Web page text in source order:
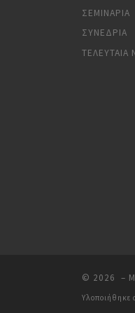
ΣΕΜΙΝΆΡΙΑ
ΣΥΝΈΔΡΙΑ
ΤΕΛΕΥΤΑΊΑ
© 2026 –
Υλοποιήθηκε